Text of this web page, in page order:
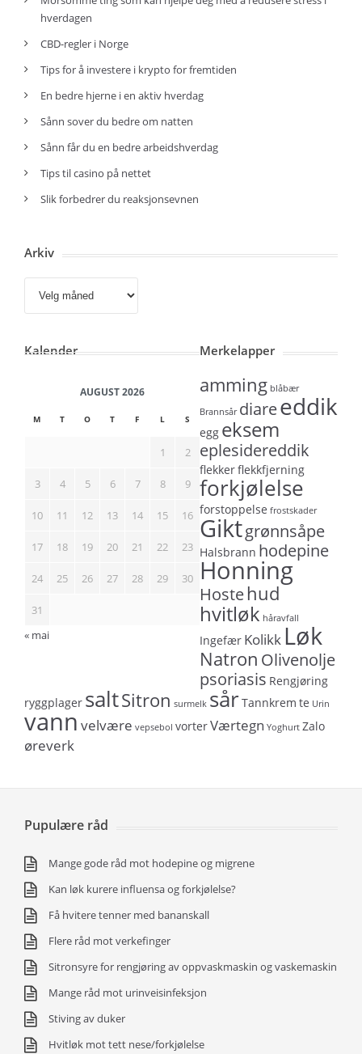
hverdagen
CBD-regler i Norge
Tips for å investere i krypto for fremtiden
En bedre hjerne i en aktiv hverdag
Sånn sover du bedre om natten
Sånn får du en bedre arbeidshverdag
Tips til casino på nettet
Slik forbedrer du reaksjonsevnen
Arkiv
Kalender
AUGUST 2026
M T O T F L S
1 2
3 4 5 6 7 8 9
10 11 12 13 14 15 16
17 18 19 20 21 22 23
24 25 26 27 28 29 30
31
« mai
Merkelapper
amming blåbær
Brannsår diareeddik
egg eksem
eplesidereddik
flekkerflekkfjerning
forkjølelse
forstoppelse frostskader
Giktgrønnsåpe
Halsbrann hodepine
Honning
Hostehud
hvitløk håravfall
Ingefær Kolikk Løk
Natron Olivenolje
psoriasis Rengjøring
ryggplager saltSitron surmelk sårTannkrem te Urin
vann velvære vepsebol vorterVærtegn Yoghurt Zalo
øreverk
Pupulære råd
Mange gode råd mot hodepine og migrene
Kan løk kurere influensa og forkjølelse?
Få hvitere tenner med bananskall
Flere råd mot verkefinger
Sitronsyre for rengjøring av oppvaskmaskin og vaskemaskin
Mange råd mot urinveisinfeksjon
Stiving av duker
Hvitløk mot tett nese/forkjølelse